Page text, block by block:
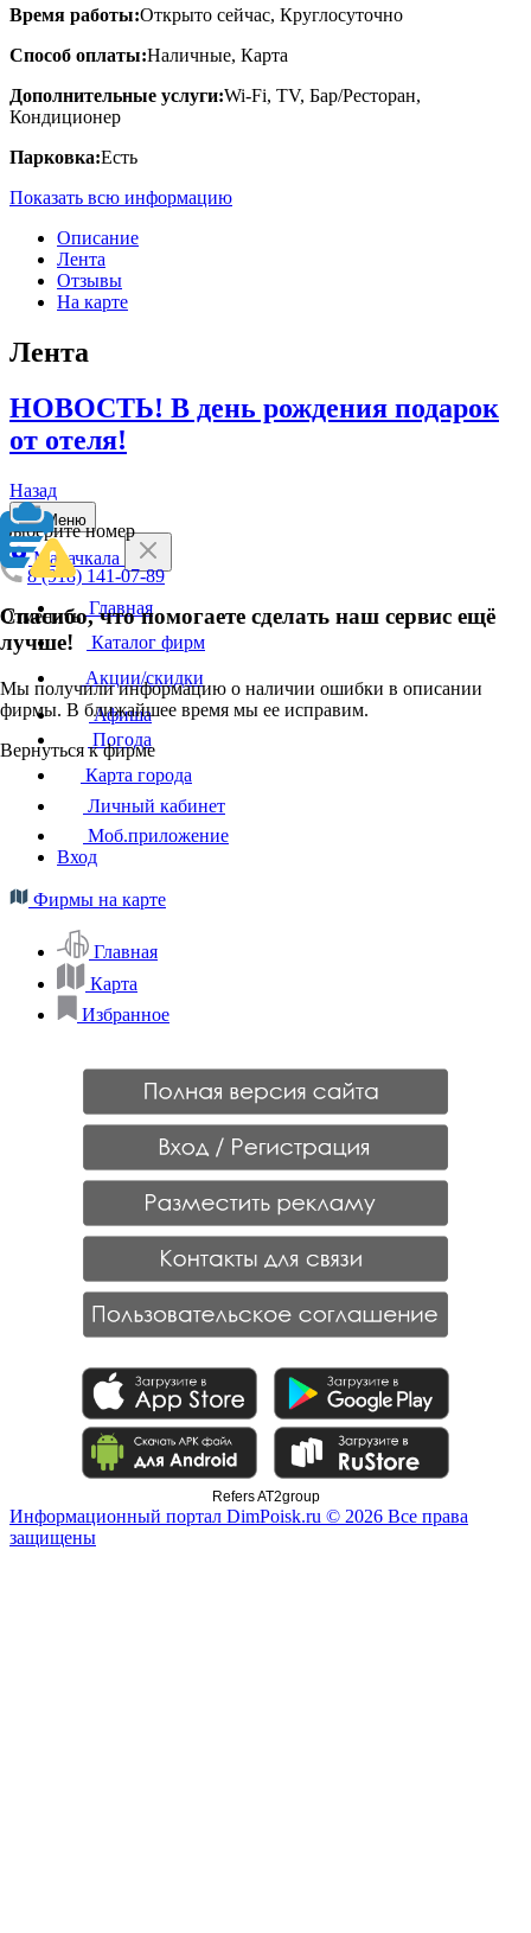
Время работы:Открыто сейчас, Круглосуточно
Способ оплаты:Наличные, Карта
Дополнительные услуги:Wi-Fi, TV, Бар/Ресторан,
Кондиционер
Парковка:Есть
Показать всю информацию
Описание
Лента
Отзывы
На карте
Лента
НОВОСТЬ! В день рождения подарок
от отеля!
Назад
Выберите номер
8 (918) 141-07-89
Отменить
Спасибо, что помогаете сделать наш сервис ещё
лучше!
Мы получили информацию о наличии ошибки в описании
фирмы. В ближайшее время мы ее исправим.
Вернуться к фирме
Меню
Махачкала
Главная
Каталог фирм
Акции/скидки
Афиша
Погода
Карта города
Личный кабинет
Моб.приложение
Вход
Фирмы на карте
Главная
Карта
Избранное
Refers AT2group
Информационный портал DimPoisk.ru © 2026 Все права
защищены